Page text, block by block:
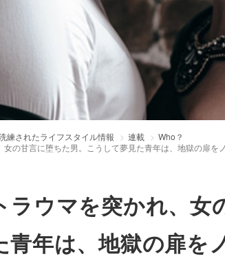
練されたライフスタイル情報 連載
Who？
の甘言に堕ちた男。こうして夢見た青年は、地獄の扉を
ラウマを突かれ、女
青年は、地獄の扉を